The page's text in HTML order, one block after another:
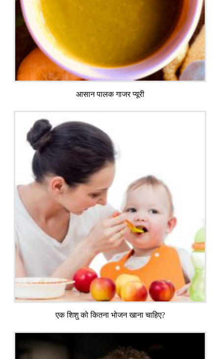
आसान पालक गाजर प्यूरी
एक शिशु को कितना भोजन खाना चाहिए?